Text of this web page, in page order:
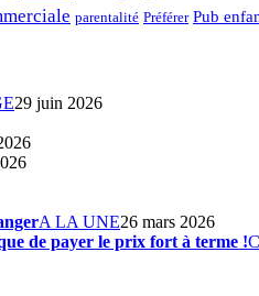
parentalité Préférer Pub
29 juin 2026
A LA UNE26 mars 2026
de payer le prix fort à terme !